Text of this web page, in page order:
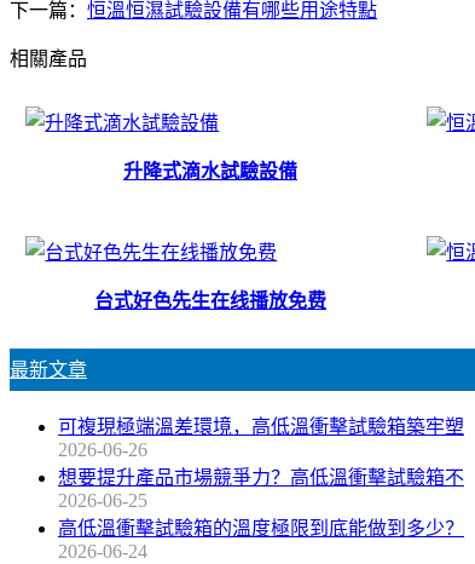
下一篇： 恒溫恒濕試驗設備有哪些用途特點
相關產品
升降式滴水試驗設備
台式好色先生在线播放免费
最新文章
可複現極端溫差環境，高低溫衝擊試驗箱築牢塑
2026-06-26
想要提升產品市場競爭力？高低溫衝擊試驗箱不
2026-06-25
高低溫衝擊試驗箱的溫度極限到底能做到多少？
2026-06-24